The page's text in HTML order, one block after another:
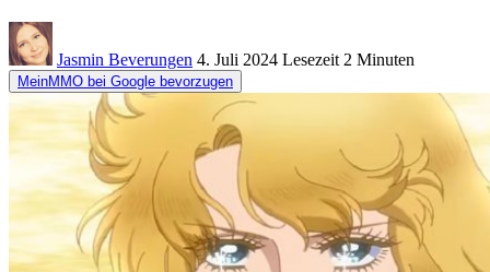
Jasmin Beverungen 4. Juli 2024 Lesezeit 2 Minuten
MeinMMO bei Google bevorzugen